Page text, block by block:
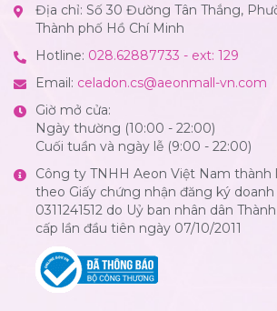
Địa chỉ: Số 30 Đường Tân Thắng,
Thành phố Hồ Chí Minh
Hotline: 028.62887733 - ext: 129
Email: celadon.cs@aeonmall-vn.com
Giờ mở cửa:
Ngày thường (10:00 - 22:00)
Cuối tuần và ngày lễ (9:00 - 22:00)
Công ty TNHH Aeon Việt Nam thành
theo Giấy chứng nhận đăng ký doanh
0311241512 do Uỷ ban nhân dân
cấp lần đầu tiên ngày 07/10/2011